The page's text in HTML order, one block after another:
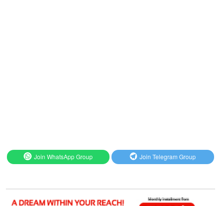
Join WhatsApp Group Join Telegram Group